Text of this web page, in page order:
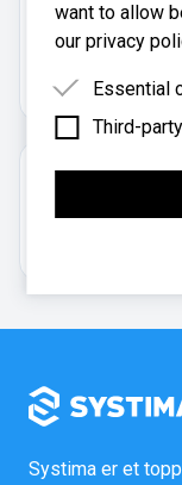
Hakadal
929241274
Om
want to allow
our privacy
Essential
Essential
Third-
Third-
software
Maps.
Systima er et